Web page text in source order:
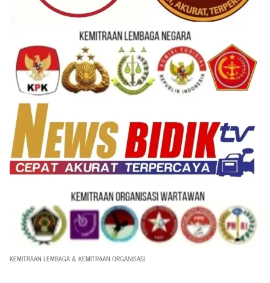
KEMITRAAN LEMBAGA & KEMITRAAN ORGANISASI